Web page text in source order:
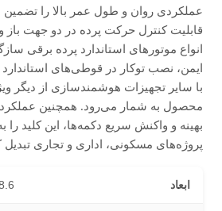
قابلیت کنترل حرکت پرده در دو جهت باز و
انواع موتورهای استاندارد پرده برقی
ایمن، نصب توکار در قوطی‌های
با سایر تجهیزات هوشمندسازی از دیگر
محصول به شمار می‌رود. همچنین عملکرد
بهینه و واکنش سریع دکمه‌ها، این کلید را
پروژه‌های مسکونی، اداری و تجاری
ابعاد 8.6 × 8.6 × 1.1